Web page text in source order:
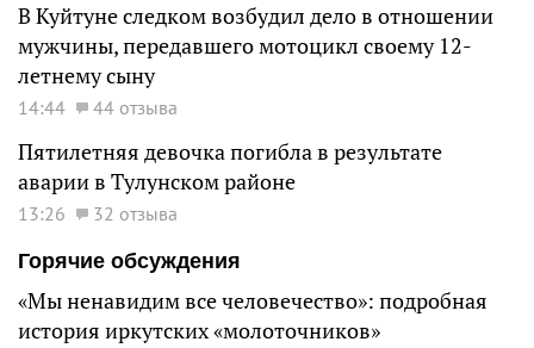
В Куйтуне следком возбудил дело в отношении
мужчины, передавшего мотоцикл своему 12-
летнему сыну
14:44 44 отзыва
Пятилетняя девочка погибла в результате
аварии в Тулунском районе
13:26
32 отзыва
Горячие обсуждения
«Мы ненавидим все человечество»: подробная
история иркутских «молоточников»